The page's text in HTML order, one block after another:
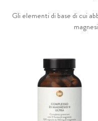
Gli elementi di base di cui